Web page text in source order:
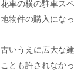
花車の横の駐車ス
地物件の購入になっ
古いうえに広大な
ことも許されなか